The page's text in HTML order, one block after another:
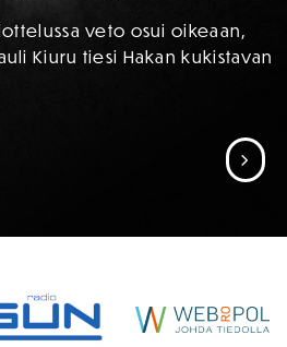
veto osui oikeaan,
Kiuru tiesi Hakan kukistavan